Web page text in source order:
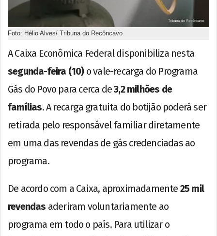
Foto: Hélio Alves/ Tribuna do Recôncavo
A Caixa Econômica Federal disponibiliza nesta
segunda-feira (10)o vale-recarga do Programa
Gás do Povo para cerca de3,2 milhões de
famílias. A recarga gratuita do botijão poderá ser
retirada pelo responsável familiar diretamente
em uma das revendas de gás credenciadas ao
programa.
De acordo com a Caixa, aproximadamente 25 mil
revendas aderiram voluntariamente ao
programa em todo o país. Para utilizar o